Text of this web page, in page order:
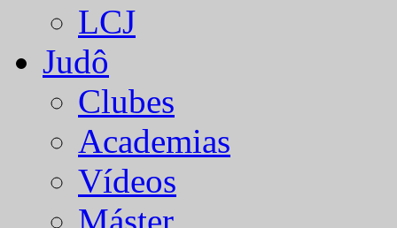
LCJ
Judô
Clubes
Academias
Vídeos
Máster